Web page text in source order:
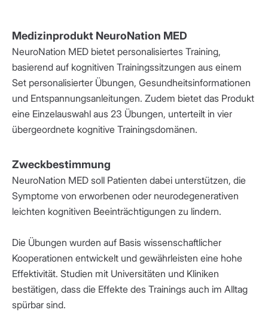
Medizinprodukt NeuroNation MED
NeuroNation MED bietet personalisiertes Training,
basierend auf kognitiven Trainingssitzungen aus einem
Set personalisierter Übungen, Gesundheitsinformationen
und Entspannungsanleitungen. Zudem bietet das Produkt
eine Einzelauswahl aus 23 Übungen, unterteilt in vier
übergeordnete kognitive Trainingsdomänen.
Zweckbestimmung
NeuroNation MED soll Patienten dabei unterstützen, die
Symptome von erworbenen oder neurodegenerativen
leichten kognitiven Beeinträchtigungen zu lindern.
Die Übungen wurden auf Basis wissenschaftlicher
Kooperationen entwickelt und gewährleisten eine hohe
Effektivität. Studien mit Universitäten und Kliniken
bestätigen, dass die Effekte des Trainings auch im Alltag
spürbar sind.